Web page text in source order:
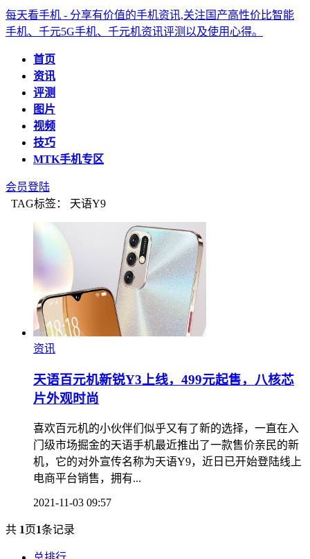
每天看手机 - 分享有价值的手机资讯,关注国产高性价比智能
手机、千元5G手机、千元机资讯评测以及使用心得。
首页
资讯
评测
图片
视频
技巧
MTK手机专区
会员登陆
TAG标签： 天语Y9
资讯
天语百元机新锐Y3上线，499元起售，八核芯
片外观时尚
喜欢百元机的小伙伴们似乎又有了新的选择，一直在入
门级市场掘金的天语手机最近推出了一款售价亲民的新
机，它的对外宣传名称为天语Y9，近日已开始登陆线上
电商平台销售，拥有...
2021-11-03 09:57
共 1页1条记录